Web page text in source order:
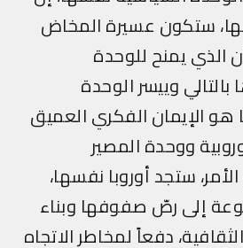
ستكون عسيرة المخاض
يمنح للوحدة
وييسر الوحدة
الفكري العميق
ووحدة المصير
ستجد أوروبا نفسها،
إلى رصّ صفوفها وبناء
دفعاً لمخاطر الاتجاه